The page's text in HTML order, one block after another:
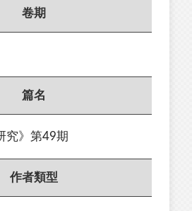
卷期
篇名
究》第49期
作者類型